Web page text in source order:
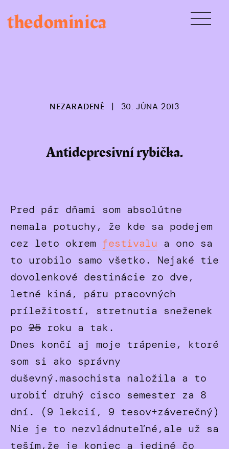
to
content
thedominica
NEZARADENÉ 30. JÚNA 2013
Antidepresivní rybička.
Pred pár dňami som absolútne
nemala potuchy, že kde sa podejem
cez leto okrem festivalu a ono sa
to urobilo samo všetko. Nejaké tie
dovolenkové destinácie zo dve,
letné kiná, páru pracovných
príležitostí, stretnutia sneženek
po 25 roku a tak.
Dnes končí aj moje trápenie, ktoré
som si ako správny
duševný.masochista naložila a to
urobiť druhý cisco semester za 8
dní. (9 lekcií, 9 tesov+záverečný)
Nie je to nezvládnuteľné,ale už sa
teším,že je koniec a jediné čo